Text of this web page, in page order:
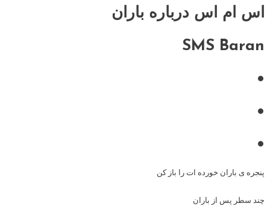
اس ام اس درباره باران
SMS Baran
•
•
•
پنجره ی باران خورده ات را باز کن
چند سطر پس از باران